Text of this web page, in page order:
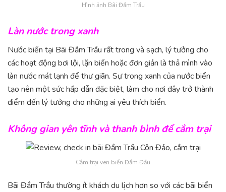
Hình ảnh Bãi Đầm Trầu
Làn nước trong xanh
Nước biển tại Bãi Đầm Trầu rất trong và sạch, lý tưởng cho
các hoạt động bơi lội, lặn biển hoặc đơn giản là thả mình vào
làn nước mát lạnh để thư giãn. Sự trong xanh của nước biển
tạo nên một sức hấp dẫn đặc biệt, làm cho nơi đây trở thành
điểm đến lý tưởng cho những ai yêu thích biển.
Không gian yên tĩnh và thanh bình để cắm trại
Cắm trại ven biển Đầm Đầu
Bãi Đầm Trầu thường ít khách du lịch hơn so với các bãi biển